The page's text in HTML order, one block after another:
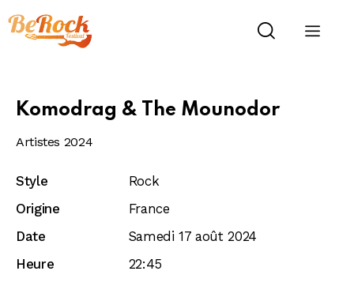
Komodrag & The Mounodor
Artistes 2024
Style
Rock
Origine
France
Date
Samedi 17 août 2024
Heure
22:45